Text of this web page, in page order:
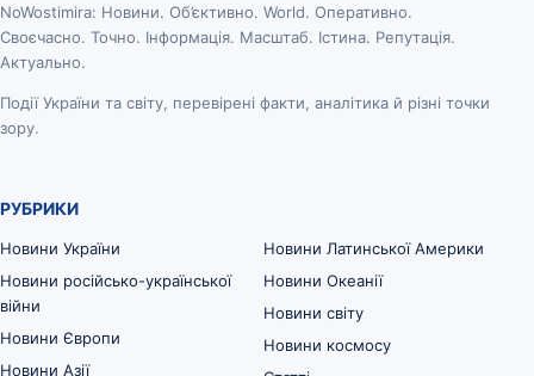
NoWostimira: Новини. Об’єктивно. World. Оперативно.
Своєчасно. Точно. Інформація. Масштаб. Істина. Репутація.
Актуально.
Події України та світу, перевірені факти, аналітика й різні точки
зору.
РУБРИКИ
Новини України
Новини російсько-української
війни
Новини Європи
Новини Азії
Новини Латинської Америки
Новини Океанії
Новини світу
Новини космосу